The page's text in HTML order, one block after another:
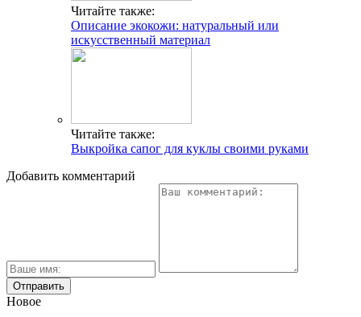
Читайте также:
Описание экокожи: натуральный или
искусственный материал
Читайте также:
Выкройка сапог для куклы своими руками
Добавить комментарий
Новое